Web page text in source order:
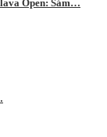
Open: Sám…